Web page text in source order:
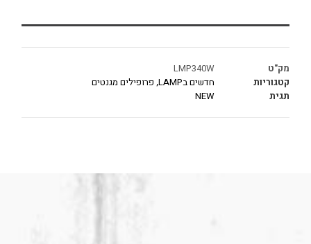
מק"ט
LMP340W
קטגוריות
חדשים בLAMP , פרופילים מגנטים
תגית
NEW